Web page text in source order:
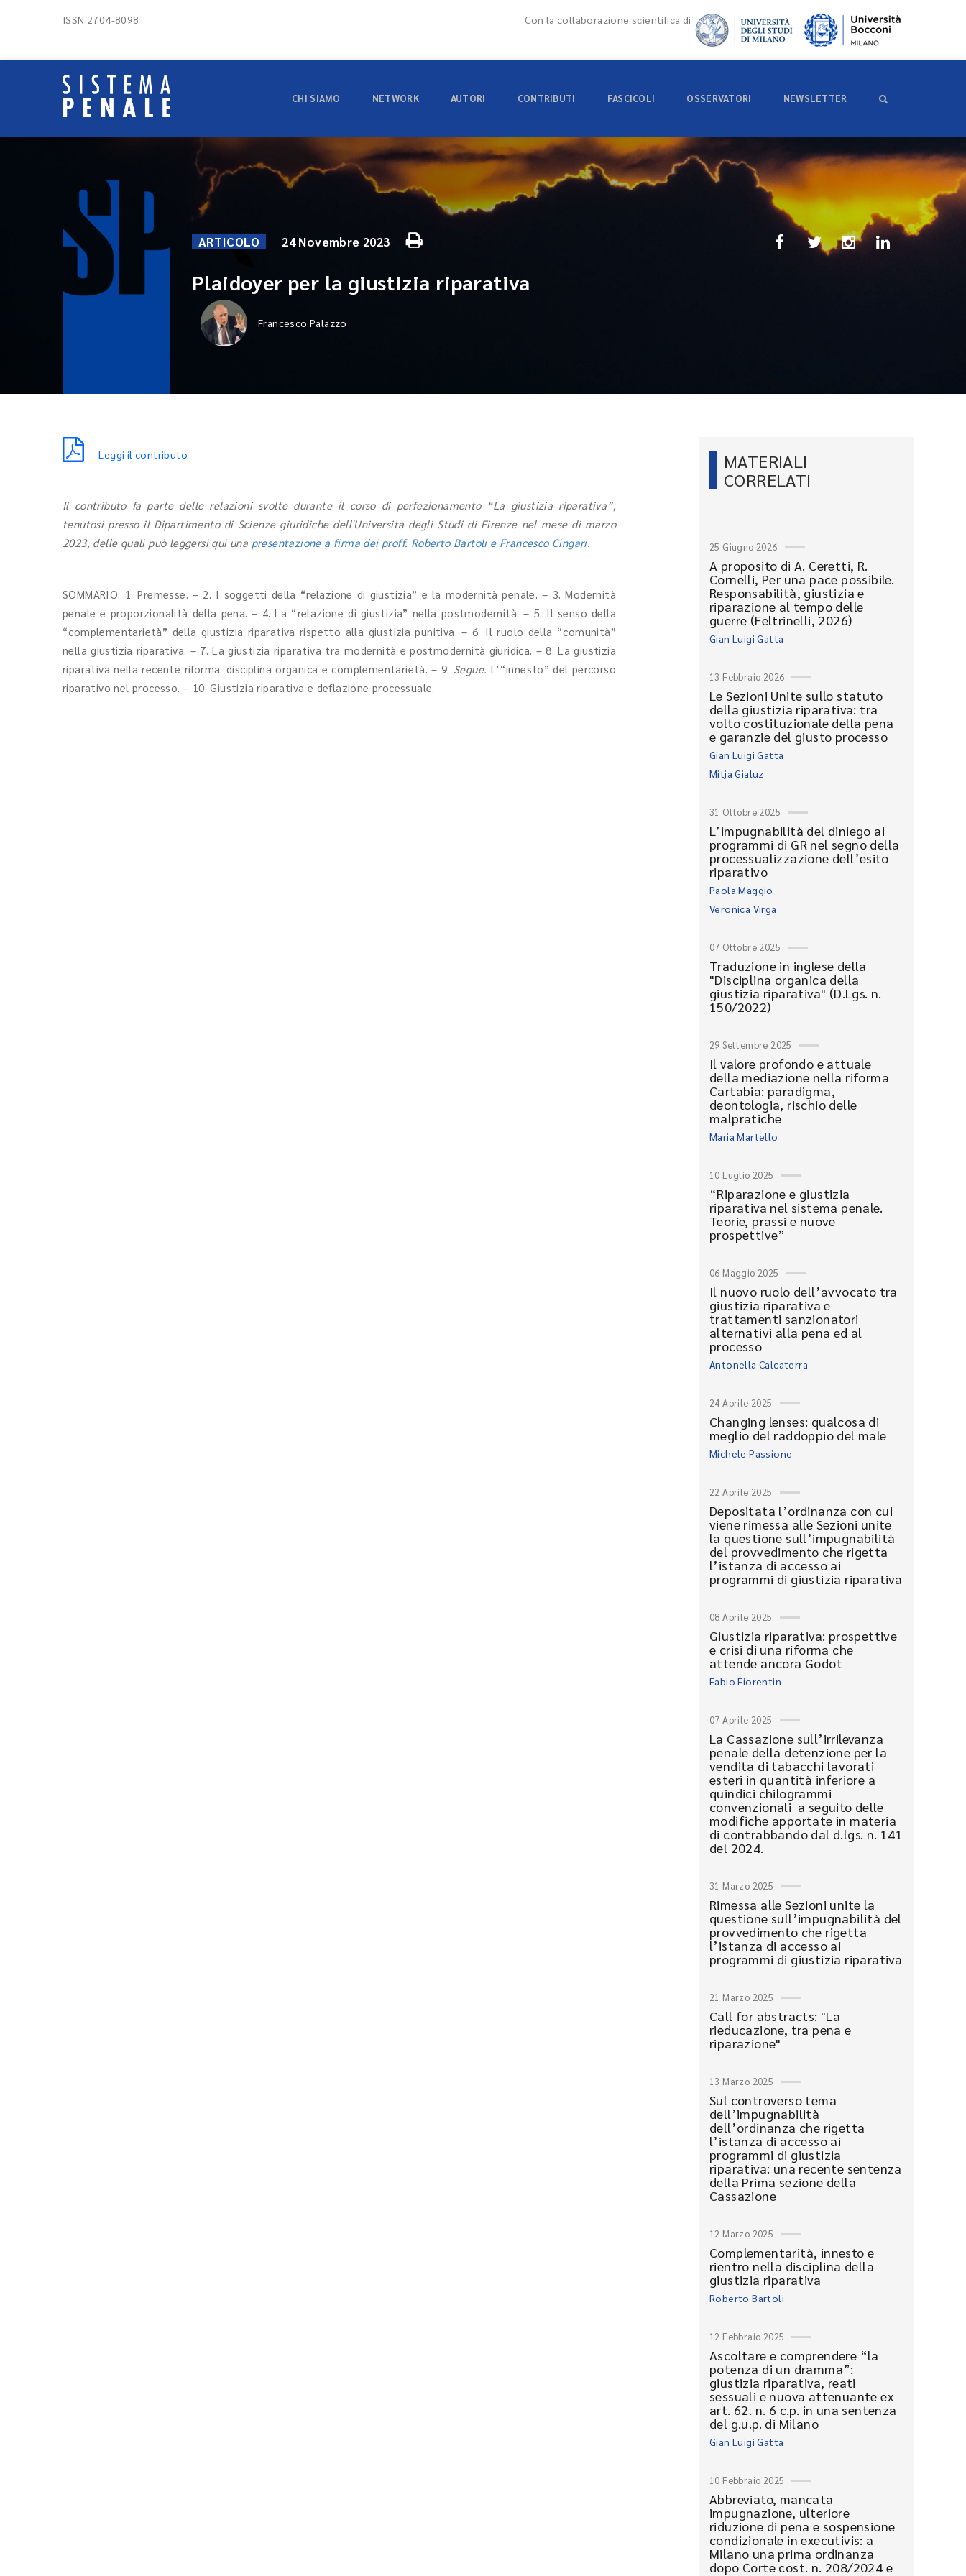
ISSN 2704-8098 Con la collaborazione scientifica di
CHI SIAMO NETWORK AUTORI CONTRIBUTI FASCICOLI OSSERVATORI NEWSLETTER
ARTICOLO 24 Novembre 2023
Plaidoyer per la giustizia riparativa
Francesco Palazzo
Leggi il contributo
Il contributo fa parte delle relazioni svolte durante il corso di perfezionamento “La giustizia riparativa”,
tenutosi presso il Dipartimento di Scienze giuridiche dell'Università degli Studi di Firenze nel mese di marzo
2023, delle quali può leggersi qui una presentazione a firma dei proff. Roberto Bartoli e Francesco Cingari.
SOMMARIO: 1. Premesse. – 2. I soggetti della “relazione di giustizia” e la modernità penale. – 3. Modernità
penale e proporzionalità della pena. – 4. La “relazione di giustizia” nella postmodernità. – 5. Il senso della
“complementarietà” della giustizia riparativa rispetto alla giustizia punitiva. – 6. Il ruolo della “comunità”
nella giustizia riparativa. – 7. La giustizia riparativa tra modernità e postmodernità giuridica. – 8. La giustizia
riparativa nella recente riforma: disciplina organica e complementarietà. – 9. Segue. L’“innesto” del percorso
riparativo nel processo. – 10. Giustizia riparativa e deflazione processuale.
MATERIALI
CORRELATI
25 Giugno 2026
A proposito di A. Ceretti, R.
Cornelli, Per una pace possibile.
Responsabilità, giustizia e
riparazione al tempo delle
guerre (Feltrinelli, 2026)
Gian Luigi Gatta
13 Febbraio 2026
Le Sezioni Unite sullo statuto
della giustizia riparativa: tra
volto costituzionale della pena
e garanzie del giusto processo
Gian Luigi Gatta
Mitja Gialuz
31 Ottobre 2025
L’impugnabilità del diniego ai
programmi di GR nel segno della
processualizzazione dell’esito
riparativo
Paola Maggio
Veronica Virga
07 Ottobre 2025
Traduzione in inglese della
"Disciplina organica della
giustizia riparativa" (D.Lgs. n.
150/2022)
29 Settembre 2025
Il valore profondo e attuale
della mediazione nella riforma
Cartabia: paradigma,
deontologia, rischio delle
malpratiche
Maria Martello
10 Luglio 2025
“Riparazione e giustizia
riparativa nel sistema penale.
Teorie, prassi e nuove
prospettive”
06 Maggio 2025
Il nuovo ruolo dell’avvocato tra
giustizia riparativa e
trattamenti sanzionatori
alternativi alla pena ed al
processo
Antonella Calcaterra
24 Aprile 2025
Changing lenses: qualcosa di
meglio del raddoppio del male
Michele Passione
22 Aprile 2025
Depositata l’ordinanza con cui
viene rimessa alle Sezioni unite
la questione sull’impugnabilità
del provvedimento che rigetta
l’istanza di accesso ai
programmi di giustizia riparativa
08 Aprile 2025
Giustizia riparativa: prospettive
e crisi di una riforma che
attende ancora Godot
Fabio Fiorentin
07 Aprile 2025
La Cassazione sull’irrilevanza
penale della detenzione per la
vendita di tabacchi lavorati
esteri in quantità inferiore a
quindici chilogrammi
convenzionali a seguito delle
modifiche apportate in materia
di contrabbando dal d.lgs. n. 141
del 2024.
31 Marzo 2025
Rimessa alle Sezioni unite la
questione sull’impugnabilità del
provvedimento che rigetta
l’istanza di accesso ai
programmi di giustizia riparativa
21 Marzo 2025
Call for abstracts: "La
rieducazione, tra pena e
riparazione"
13 Marzo 2025
Sul controverso tema
dell’impugnabilità
dell’ordinanza che rigetta
l’istanza di accesso ai
programmi di giustizia
riparativa: una recente sentenza
della Prima sezione della
Cassazione
12 Marzo 2025
Complementarità, innesto e
rientro nella disciplina della
giustizia riparativa
Roberto Bartoli
12 Febbraio 2025
Ascoltare e comprendere “la
potenza di un dramma”:
giustizia riparativa, reati
sessuali e nuova attenuante ex
art. 62. n. 6 c.p. in una sentenza
del g.u.p. di Milano
Gian Luigi Gatta
10 Febbraio 2025
Abbreviato, mancata
impugnazione, ulteriore
riduzione di pena e sospensione
condizionale in executivis: a
Milano una prima ordinanza
dopo Corte cost. n. 208/2024 e